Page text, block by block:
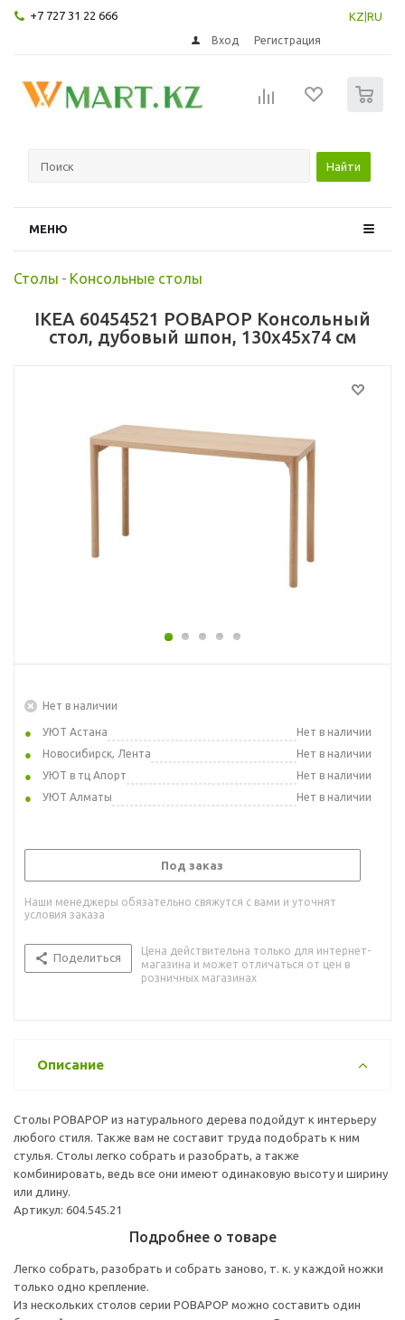
+7 727 31 22 666 KZ RU
Вход Регистрация
Найти
МЕНЮ
Столы - Консольные столы
IKEA 60454521 РОВАРОР Консольный
стол, дубовый шпон, 130x45x74 см
Нет в наличии
УЮТ Астана
Нет в наличии
Новосибирск, Лента
Нет в наличии
УЮТ в тц Апорт
Нет в наличии
УЮТ Алматы
Нет в наличии
Под заказ
Наши менеджеры обязательно свяжутся с вами и уточнят
условия заказа
Поделиться
Цена действительна только для интернет-
магазина и может отличаться от цен в
розничных магазинах
Описание
Столы РОВАРОР из натурального дерева подойдут к интерьеру
любого стиля. Также вам не составит труда подобрать к ним
стулья. Столы легко собрать и разобрать, а также
комбинировать, ведь все они имеют одинаковую высоту и ширину
или длину.
Артикул: 604.545.21
Подробнее о товаре
Легко собрать, разобрать и собрать заново, т. к. у каждой ножки
только одно крепление.
Из нескольких столов серии РОВАРОР можно составить один